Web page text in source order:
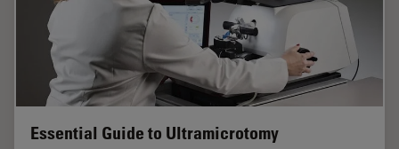
Essential Guide to Ultramicrotomy